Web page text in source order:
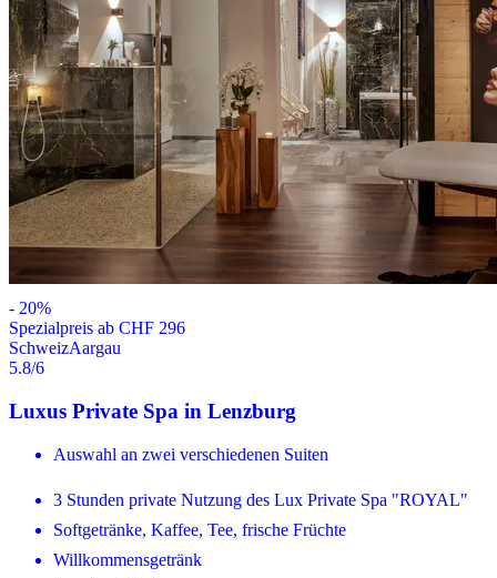
- 20%
Spezialpreis ab CHF 296
SchweizAargau
5.8/6
Luxus Private Spa in Lenzburg
Auswahl an zwei verschiedenen Suiten
3 Stunden private Nutzung des Lux Private Spa "ROYAL"
Softgetränke, Kaffee, Tee, frische Früchte
Willkommensgetränk